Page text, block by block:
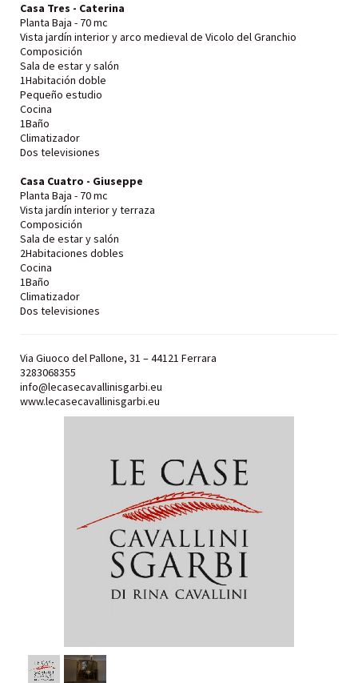
Casa Tres - Caterina
Planta Baja - 70 mc
Vista jardín interior y arco medieval de Vicolo del Granchio
Composición
Sala de estar y salón
1Habitación doble
Pequeño estudio
Cocina
1Baño
Climatizador
Dos televisiones
Casa Cuatro - Giuseppe
Planta Baja - 70 mc
Vista jardín interior y terraza
Composición
Sala de estar y salón
2Habitaciones dobles
Cocina
1Baño
Climatizador
Dos televisiones
Via Giuoco del Pallone, 31 – 44121 Ferrara
3283068355
info@lecasecavallinisgarbi.eu
www.lecasecavallinisgarbi.eu